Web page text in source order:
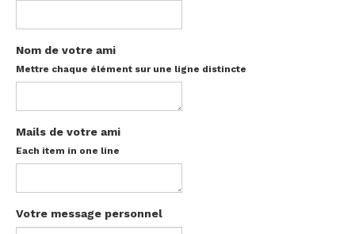
Nom de votre ami
Mettre chaque élément sur une ligne distincte
Mails de votre ami
Each item in one line
Votre message personnel